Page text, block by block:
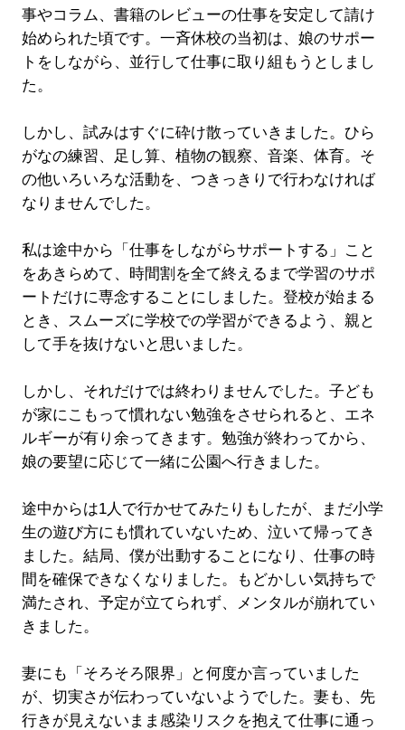
事やコラム、書籍のレビューの仕事を安定して請け
始められた頃です。一斉休校の当初は、娘のサポー
トをしながら、並行して仕事に取り組もうとしまし
た。
しかし、試みはすぐに砕け散っていきました。ひら
がなの練習、足し算、植物の観察、音楽、体育。そ
の他いろいろな活動を、つきっきりで行わなければ
なりませんでした。
私は途中から「仕事をしながらサポートする」こと
をあきらめて、時間割を全て終えるまで学習のサポ
ートだけに専念することにしました。登校が始まる
とき、スムーズに学校での学習ができるよう、親と
して手を抜けないと思いました。
しかし、それだけでは終わりませんでした。子ども
が家にこもって慣れない勉強をさせられると、エネ
ルギーが有り余ってきます。勉強が終わってから、
娘の要望に応じて一緒に公園へ行きました。
途中からは1人で行かせてみたりもしたが、まだ小学
生の遊び方にも慣れていないため、泣いて帰ってき
ました。結局、僕が出動することになり、仕事の時
間を確保できなくなりました。もどかしい気持ちで
満たされ、予定が立てられず、メンタルが崩れてい
きました。
妻にも「そろそろ限界」と何度か言っていました
が、切実さが伝わっていないようでした。妻も、先
行きが見えないまま感染リスクを抱えて仕事に通っ